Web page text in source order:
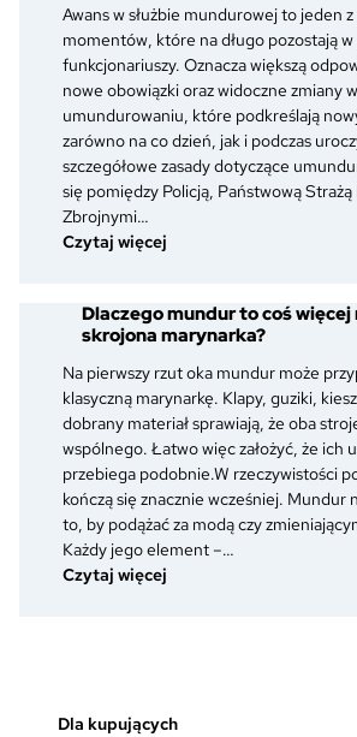
–
jak
je
rozpoznać
i
czym
się
różnią?
Awans w służbie mundurowej to jeden
momentów, które na długo pozostają
funkcjonariuszy. Oznacza większą
nowe obowiązki oraz widoczne zmiany w
umundurowaniu, które podkreślają
zarówno na co dzień, jak i podczas
szczegółowe zasady dotyczące
się pomiędzy Policją, Państwową Strażą
Zbrojnymi…
Czytaj więcej
służbie
mundurowej
–
co
zmienia
się
w
umundurowaniu
po
otrzymaniu
Dlaczego mundur to coś więcej
skrojona marynarka?
Na pierwszy rzut oka mundur może
klasyczną marynarkę. Klapy, guziki,
dobrany materiał sprawiają, że oba
wspólnego. Łatwo więc założyć, że ich
przebiega podobnie.W rzeczywistości
kończą się znacznie wcześniej. Mundur
to, by podążać za modą czy
Każdy jego element –…
Czytaj więcej
niż
Dla kupujących